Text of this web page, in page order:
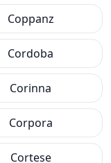
Coppanz
Cordoba
Corinna
Corpora
Cortese